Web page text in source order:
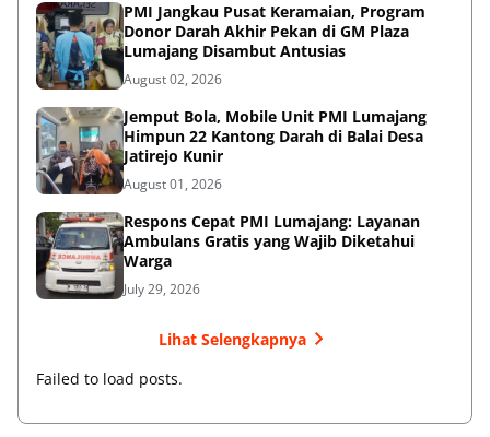
PMI Jangkau Pusat Keramaian, Program
Donor Darah Akhir Pekan di GM Plaza
Lumajang Disambut Antusias
August 02, 2026
Jemput Bola, Mobile Unit PMI Lumajang
Himpun 22 Kantong Darah di Balai Desa
Jatirejo Kunir
August 01, 2026
Respons Cepat PMI Lumajang: Layanan
Ambulans Gratis yang Wajib Diketahui
Warga
July 29, 2026
Lihat Selengkapnya
Failed to load posts.